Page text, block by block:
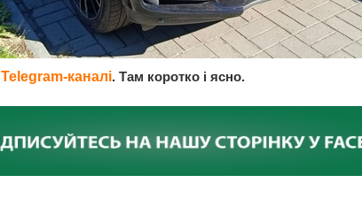
Telegram-каналі. Там коротко і ясно.